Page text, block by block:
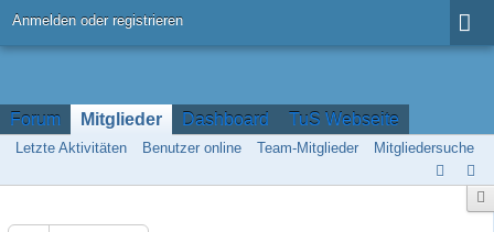
Anmelden oder registrieren
Forum Mitglieder Dashboard TuS Webseite
Letzte Aktivitäten Benutzer online Team-Mitglieder Mitgliedersuche